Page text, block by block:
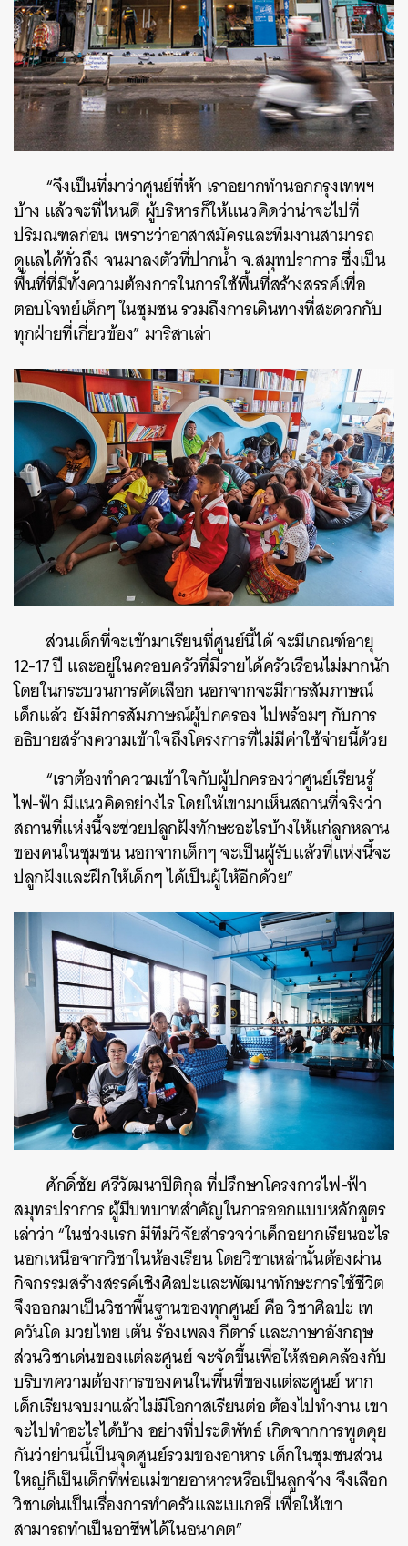
“จึงเป็นที่มาว่าศูนย์ที่ห้า เราอยากทำนอกกรุงเทพฯ
บ้าง แล้วจะที่ไหนดี ผู้บริหารก็ให้แนวคิดว่าน่าจะไปที่
ปริมณฑลก่อน เพราะว่าอาสาสมัครและทีมงานสามารถ
ดูแลได้ทั่วถึง จนมาลงตัวที่ปากน้ำ จ.สมุทปราการ ซึ่งเป็น
พื้นที่ที่มีทั้งความต้องการในการใช้พื้นที่สร้างสรรค์เพื่อ
ตอบโจทย์เด็กๆ ในชุมชน รวมถึงการเดินทางที่สะดวกกับ
ทุกฝ่ายที่เกี่ยวข้อง” มาริสาเล่า
ส่วนเด็กที่จะเข้ามาเรียนที่ศูนย์นี้ได้ จะมีเกณฑ์อายุ
12-17 ปี และอยู่ในครอบครัวที่มีรายได้ครัวเรือนไม่มากนัก
โดยในกระบวนการคัดเลือก นอกจากจะมีการสัมภาษณ์
เด็กแล้ว ยังมีการสัมภาษณ์ผู้ปกครอง ไปพร้อมๆ กับการ
อธิบายสร้างความเข้าใจถึงโครงการที่ไม่มีค่าใช้จ่ายนี้ด้วย
“เราต้องทำความเข้าใจกับผู้ปกครองว่าศูนย์เรียนรู้
ไฟ-ฟ้า มีแนวคิดอย่างไร โดยให้เขามาเห็นสถานที่จริงว่า
สถานที่แห่งนี้จะช่วยปลูกฝังทักษะอะไรบ้างให้แก่ลูกหลาน
ของคนในชุมชน นอกจากเด็กๆ จะเป็นผู้รับแล้วที่แห่งนี้จะ
ปลูกฝังและฝึกให้เด็กๆ ได้เป็นผู้ให้อีกด้วย”
ศักดิ์ชัย ศรีวัฒนาปิติกุล ที่ปรึกษาโครงการไฟ-ฟ้า
สมุทรปราการ ผู้มีบทบาทสำคัญในการออกแบบหลักสูตร
เล่าว่า “ในช่วงแรก มีทีมวิจัยสำรวจว่าเด็กอยากเรียนอะไร
นอกเหนือจากวิชาในห้องเรียน โดยวิชาเหล่านั้นต้องผ่าน
กิจกรรมสร้างสรรค์เชิงศิลปะและพัฒนาทักษะการใช้ชีวิต
จึงออกมาเป็นวิชาพื้นฐานของทุกศูนย์ คือ วิชาศิลปะ เท
ควันโด มวยไทย เต้น ร้องเพลง กีตาร์ และภาษาอังกฤษ
ส่วนวิชาเด่นของแต่ละศูนย์ จะจัดขึ้นเพื่อให้สอดคล้องกับ
บริบทความต้องการของคนในพื้นที่ของแต่ละศูนย์ หาก
เด็กเรียนจบมาแล้วไม่มีโอกาสเรียนต่อ ต้องไปทำงาน เขา
จะไปทำอะไรได้บ้าง อย่างที่ประดิพัทธ์ เกิดจากการพูดคุย
กันว่าย่านนี้เป็นจุดศูนย์รวมของอาหาร เด็กในชุมชนส่วน
ใหญ่ก็เป็นเด็กที่พ่อแม่ขายอาหารหรือเป็นลูกจ้าง จึงเลือก
วิชาเด่นเป็นเรื่องการทำครัวและเบเกอรี่ เพื่อให้เขา
สามารถทำเป็นอาชีพได้ในอนาคต”